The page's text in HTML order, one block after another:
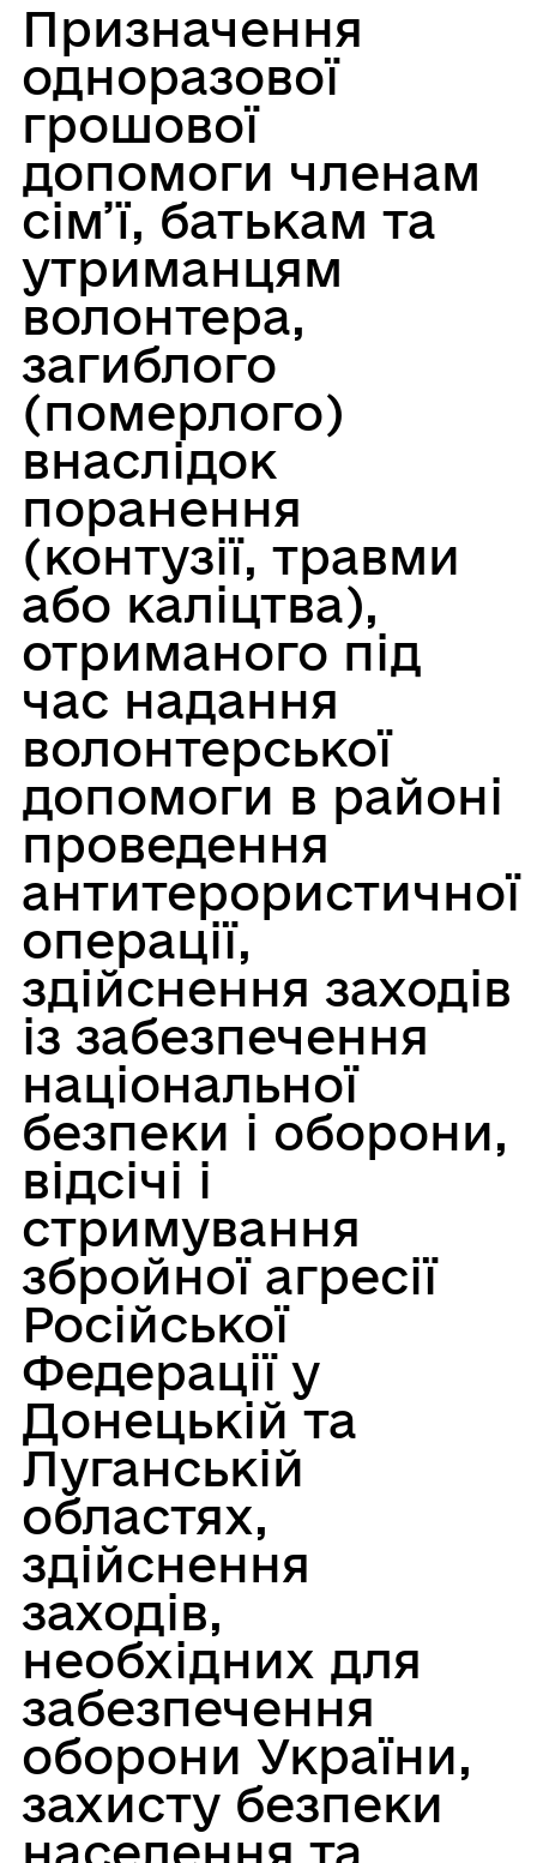
Призначення
одноразової
грошової
допомоги членам
сім’ї, батькам та
утриманцям
волонтера,
загиблого
(померлого)
внаслідок
поранення
(контузії, травми
або каліцтва),
отриманого під
час надання
волонтерської
допомоги в районі
проведення
антитерористичної
операції,
здійснення заходів
із забезпечення
національної
безпеки і оборони,
відсічі і
стримування
збройної агресії
Російської
Федерації у
Донецькій та
Луганській
областях,
здійснення
заходів,
необхідних для
забезпечення
оборони України,
захисту безпеки
населення та